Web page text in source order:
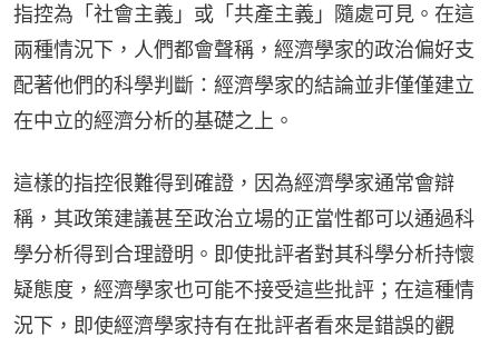
指控為「社會主義」或「共產主義」隨處可見。在這
兩種情況下，人們都會聲稱，經濟學家的政治偏好支
配著他們的科學判斷：經濟學家的結論並非僅僅建立
在中立的經濟分析的基礎之上。
這樣的指控很難得到確證，因為經濟學家通常會辯
稱，其政策建議甚至政治立場的正當性都可以通過科
學分析得到合理證明。即使批評者對其科學分析持懷
疑態度，經濟學家也可能不接受這些批評；在這種情
況下，即使經濟學家持有在批評者看來是錯誤的觀